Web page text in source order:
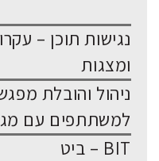
נגישות תוכן –
ומצגות
למשתתפים עם
BIT – ביט